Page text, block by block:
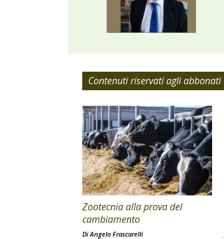
Contenuti riservati agli abbonati
Zootecnia alla prova del
cambiamento
Di Angelo Frascarelli